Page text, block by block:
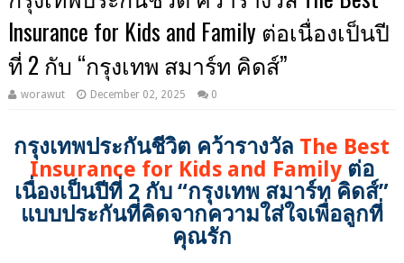
Insurance for Kids and Family ต่อเนื่องเป็นปี
ที่ 2 กับ “กรุงเทพ สมาร์ท คิดส์”
worawut December 02, 2025 0
กรุงเทพประกันชีวิต คว้ารางวัล The Best
Insurance for Kids and Familyต่อ
เนื่องเป็นปีที่ 2 กับ “กรุงเทพ สมาร์ท คิดส์”
แบบประกันที่คิดจากความใส่ใจเพื่อลูกที่
คุณรัก